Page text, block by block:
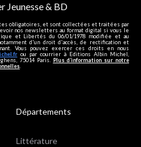
Jeunesse & BD
obligatoires, et sont collectées et traitées par
nos newsletters au format digital si vous le
et Libertés du 06/01/1978 modifiée et au
d'un droit d'accès, de rectification et
Vous pouvez exercer ces droits en nous
ou par courrier à Editions Albin Michel,
75014 Paris. Plus d’information sur notre
.
Départements
Littérature